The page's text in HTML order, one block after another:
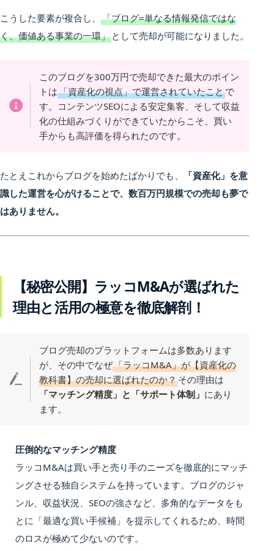
こうした要素が複合し、 「ブログ=単なる情報発信ではな
く、価値ある事業の一環」 として売却が可能になりました。
このブログを300万円で売却できた最大のポイン
トは「資産化の視点」で運営されていたことで
す。コンテンツSEOによる安定集客、そして収益
化の仕組みづくりができていたからこそ、買い
手からも高評価を得られたのです。
たとえこれからブログを始めたばかりでも、
「資産化」を意
識した運営を心がけることで、数百万円規模での売却も夢で
はありません。
【秘密公開】ラッコM&Aが選ばれた
理由と活用の極意を徹底解剖！
ブログ売却のプラットフォームは多数あります
が、その中でなぜ「ラッコM&A」が【資産化の
教科書】の売却に選ばれたのか？その理由は
「マッチング精度」と「サポート体制」 にあり
ます。
圧倒的なマッチング精度
ラッコM&Aは買い手と売り手のニーズを徹底的にマッチ
ングさせる独自システムを持っています。ブログのジャ
ンル、収益状況、SEOの強さなど、多角的なデータをも
とに「最適な買い手候補」を提示してくれるため、時間
のロスが極めて少ないのです。